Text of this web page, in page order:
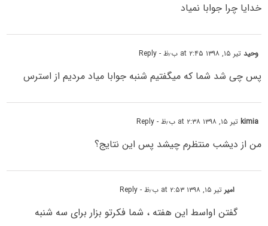
خدایا چرا جوابا نمیاد
وحیدتیر ۱۵, ۱۳۹۸ at ۲:۴۵ ب٫ظ - Reply
پس چی شد شما که میگفتیم شنبه جوابا میاد مردیم از استرس
kimiaتیر ۱۵, ۱۳۹۸ at ۲:۳۸ ب٫ظ - Reply
من از دیشب منتظرم چیشد پس این نتایج؟
امیرتیر ۱۵, ۱۳۹۸ at ۲:۵۳ ب٫ظ - Reply
گفتن اواسط این هفته ، شما فکرتو بزار برای سه شنبه